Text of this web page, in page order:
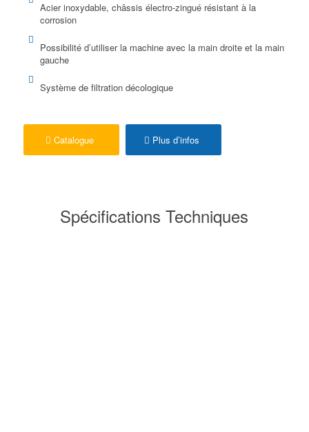
Acier inoxydable, châssis électro-zingué résistant à la
corrosion
Possibilité d’utiliser la machine avec la main droite et la main
gauche
Système de filtration décologique
Catalogue Plus d’infos
Spécifications Techniques